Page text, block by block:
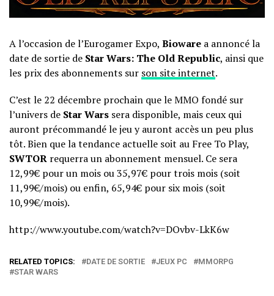
A l’occasion de l’Eurogamer Expo, Bioware a annoncé la
date de sortie de Star Wars: The Old Republic, ainsi que
les prix des abonnements sur son site internet.
C’est le 22 décembre prochain que le MMO fondé sur
l’univers de Star Wars sera disponible, mais ceux qui
auront précommandé le jeu y auront accès un peu plus
tôt. Bien que la tendance actuelle soit au Free To Play,
SWTOR requerra un abonnement mensuel. Ce sera
12,99€ pour un mois ou 35,97€ pour trois mois (soit
11,99€/mois) ou enfin, 65,94€ pour six mois (soit
10,99€/mois).
http://www.youtube.com/watch?v=DOvbv-LkK6w
RELATED TOPICS: DATE DE SORTIE JEUX PC
MMORPG
STAR WARS